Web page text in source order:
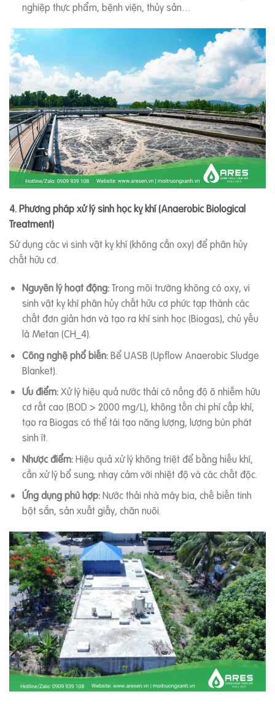
nghiệp thực phẩm, bệnh viện, thủy sản…
4. Phương pháp xử lý sinh học kỵ khí (Anaerobic Biological
Treatment)
Sử dụng các vi sinh vật kỵ khí (không cần oxy) để phân hủy
chất hữu cơ.
Nguyên lý hoạt động:Trong môi trường không có oxy, vi
sinh vật kỵ khí phân hủy chất hữu cơ phức tạp thành các
chất đơn giản hơn và tạo ra khí sinh học (Biogas), chủ yếu
là Metan (CH _4).
Công nghệ phổ biến:Bể UASB (Upflow Anaerobic Sludge
Blanket).
Ưu điểm:Xử lý hiệu quả nước thải có nồng độ ô nhiễm hữu
cơ rất cao (BOD > 2000 mg/L), không tốn chi phí cấp khí,
tạo ra Biogas có thể tái tạo năng lượng, lượng bùn phát
sinh ít.
Nhược điểm:Hiệu quả xử lý không triệt để bằng hiếu khí,
cần xử lý bổ sung; nhạy cảm với nhiệt độ và các chất độc.
Ứng dụng phù hợp:Nước thải nhà máy bia, chế biến tinh
bột sắn, sản xuất giấy, chăn nuôi.